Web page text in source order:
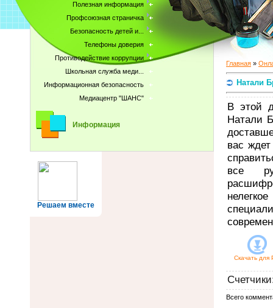
Полезная информация
Профсоюзная страничка
Безопасность детей и...
Телефоны доверия
Противодействие коррупции
Школьная служба меди...
Информационная безопасность
Медиацентр "ШАНС"
Информация
Решаем вместе
Главная »
Натали
В этой
Натали
вас
все
Скачать для
Счетчики
Всего